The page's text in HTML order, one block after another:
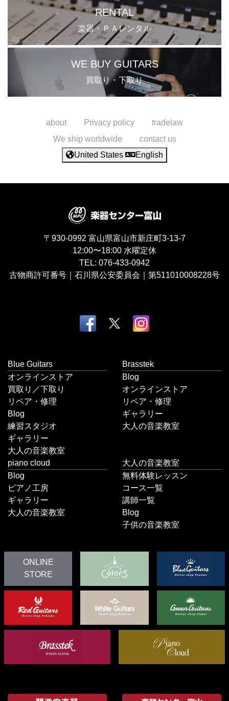
RENTAL
楽器・ＰＡレンタル
WE BUY GUITARS
買取り・下取り
about Privacy policy
tradelaw
We ship worldwide
contact us
United States
English
〒930-0992 富山県富山市新庄町3-13-7
12:00〜18:00 水曜定休
TEL: 076-433-0942
古物商許可番号｜石川県公安委員会｜第511010008228号
Blue Guitars
オンラインストア
買取り／下取り
リペア・修理
Blog
練習スタジオ
ギャラリー
大人の音楽教室
Brasstek
Blog
オンラインストア
リペア・修理
ギャラリー
大人の音楽教室
piano cloud
Blog
ピアノ工房
ギャラリー
大人の音楽教室
大人の音楽教室
無料体験レッスン
コース一覧
講師一覧
Blog
子供の音楽教室
ONLINE
STORE